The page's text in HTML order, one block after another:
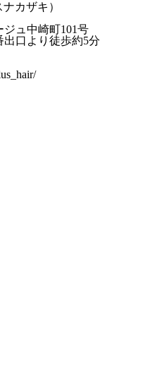
カザキ）
ュ中崎町101号
出口より徒歩約5分